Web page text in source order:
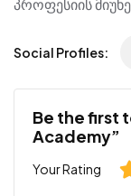
პროფესიის
Social Profiles:
Be the first
Academy”
Your Rating